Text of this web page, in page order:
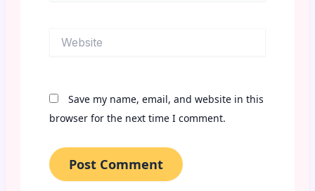
Save my name, email, and website in this
browser for the next time I comment.